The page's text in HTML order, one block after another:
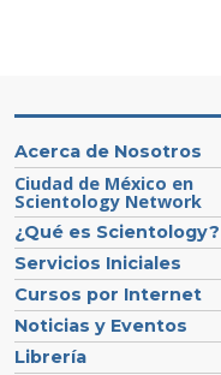
Acerca de Nosotros
Ciudad de México en
Scientology Network
¿Qué es Scientology?
Servicios Iniciales
Cursos por Internet
Noticias y Eventos
Librería